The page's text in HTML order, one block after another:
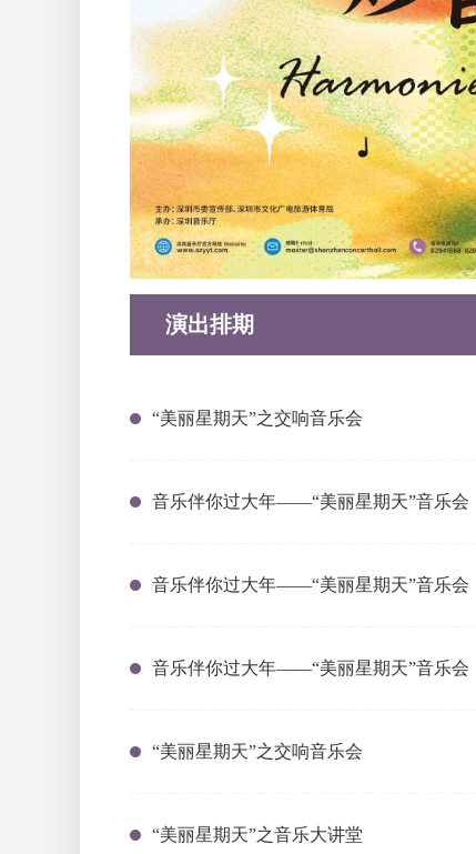
演出排期
“美丽星期天”之交响音乐会
音乐伴你过大年——“美丽星期天”音乐会
音乐伴你过大年——“美丽星期天”音乐会
音乐伴你过大年——“美丽星期天”音乐会
“美丽星期天”之交响音乐会
“美丽星期天”之音乐大讲堂